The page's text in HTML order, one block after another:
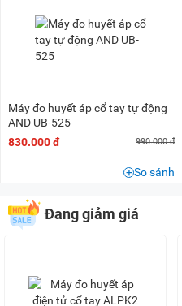
500K - 1 triệu (12)
1,5 triệu - 2 triệu
Máy đo huyết áp cổ tay tự động
AND UB-525
830.000 đ
990.000 đ
So sánh
Đang giảm giá